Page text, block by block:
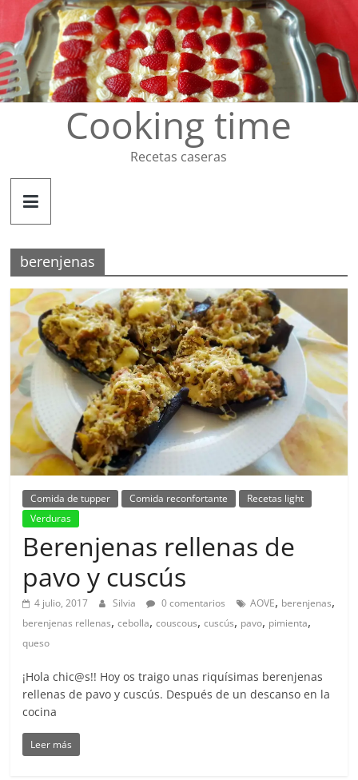
Saltar
contenido
Cooking time
Recetas caseras
berenjenas
Comida de tupper Comida reconfortante
Recetas light
Verduras
Berenjenas rellenas de
pavo y cuscús
4 julio, 2017 Silvia 0 comentarios AOVE, berenjenas,
berenjenas rellenas,cebolla,couscous,cuscús, pavo, pimienta,
queso
¡Hola chic@s!! Hoy os traigo unas riquísimas berenjenas
rellenas de pavo y cuscús. Después de un descanso en la
cocina
Leer más